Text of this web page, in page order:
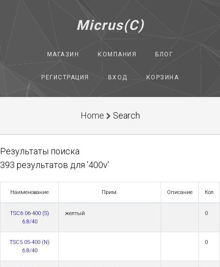
Micrus(C)
МАГАЗИН КОМПАНИЯ БЛОГ
РЕГИСТРАЦИЯ ВХОД КОРЗИНА
Home Search
Результаты поиска
393 результатов для '400v'
Наименование Прим. Описание Кол
TSC6 06-400 (S)
6.8/40
желтый 0
TSC5 05-400 (N)
6.8/40
0